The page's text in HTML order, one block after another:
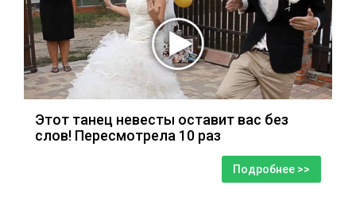
Этот танец невесты оставит вас без
слов! Пересмотрела 10 раз
Подробнее >>